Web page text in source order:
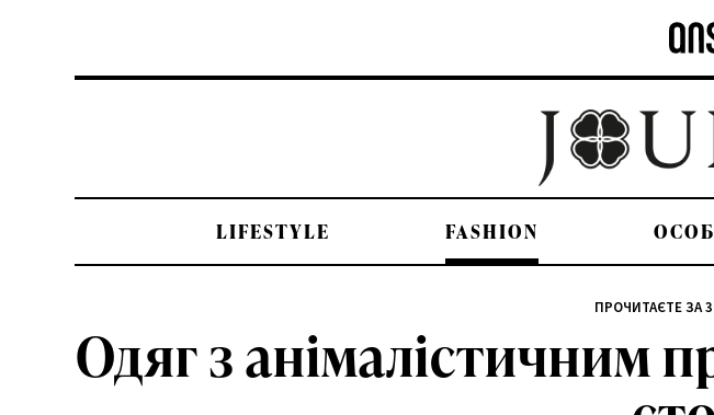
LIFESTYLE FASHION
ПРОЧИТАЄТЕ ЗА3
Одяг з анімалістичним